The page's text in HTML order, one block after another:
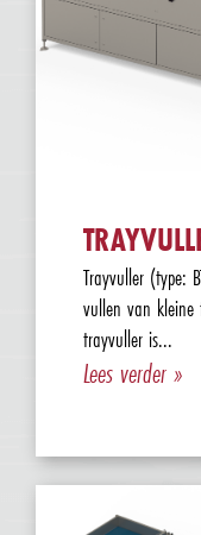
Trayvuller (type:
vullen van
trayvuller is...
Lees verder »